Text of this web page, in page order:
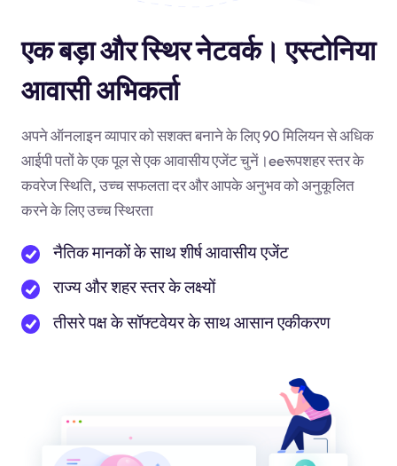
एक बड़ा और स्थिर नेटवर्क। एस्टोनिया
आवासी अभिकर्ता
अपने ऑनलाइन व्यापार को सशक्त बनाने के लिए 90 मिलियन से अधिक
आईपी पतों के एक पूल से एक आवासीय एजेंट चुनें।eeरूपशहर स्तर के
कवरेज स्थिति, उच्च सफलता दर और आपके अनुभव को अनुकूलित
करने के लिए उच्च स्थिरता
नैतिक मानकों के साथ शीर्ष आवासीय एजेंट
राज्य और शहर स्तर के लक्ष्यों
तीसरे पक्ष के सॉफ्टवेयर के साथ आसान एकीकरण